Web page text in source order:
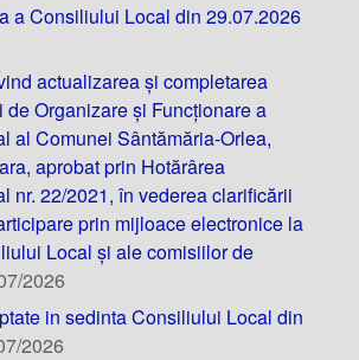
a Consiliului Local din 29.07.2026
actualizarea și completarea
Organizare și Funcționare a
al Comunei Sântămăria-Orlea,
aprobat prin Hotărârea
nr. 22/2021, în vederea clarificării
prin mijloace electronice la
Local și ale comisiilor de
2026
in sedinta Consiliului Local din
2026